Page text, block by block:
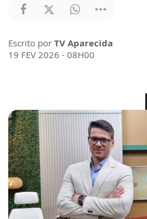
Escrito por TV Aparecida
19 FEV 2026 - 08H00